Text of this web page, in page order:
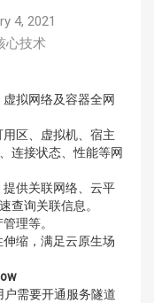
4, 2021
心技术
虚拟网络及容器全网
用区、虚拟机、宿主
连接状态、性能等网
提供关联网络、云平
查询关联信息。
理等。
伸缩，满足云原生场
需要开通服务隧道